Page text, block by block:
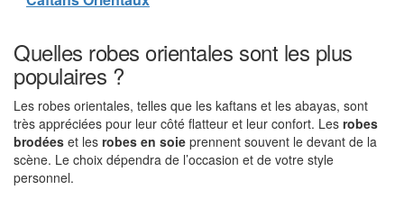
Quelles robes orientales sont les plus
populaires ?
Les robes orientales, telles que les kaftans et les abayas, sont
très appréciées pour leur côté flatteur et leur confort. Les robes
brodées et les robes en soie prennent souvent le devant de la
scène. Le choix dépendra de l’occasion et de votre style
personnel.